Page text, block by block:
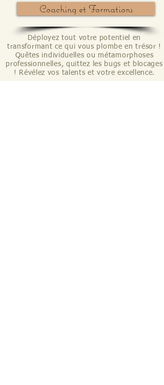
Coaching et Formations
Déployez tout votre potentiel en
transformant ce qui vous plombe en trésor !
Quêtes individuelles ou métamorphoses
professionnelles, quittez les bugs et blocages
! Révélez vos talents et votre excellence.